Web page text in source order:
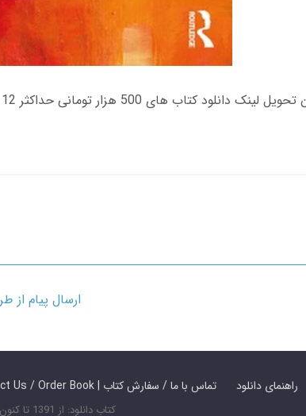
ارسال پیام از طریق
Contact Us / Order Book | تماس با ما / سفارش کتاب راهنمای دانلود
کتاب دانلود: از 1391 تا کنون - تمامی حقوق محفوظ است